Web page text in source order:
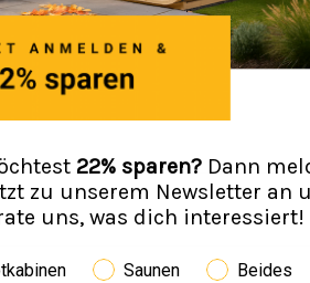
22% sparen?Dann
zu unserem Newsletter an
uns, was dich interessiert!
Saunen Beides